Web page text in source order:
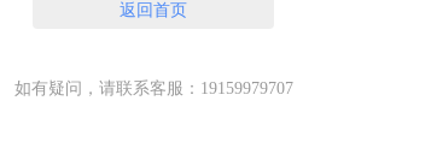
返回首页
如有疑问，请联系客服：19159979707